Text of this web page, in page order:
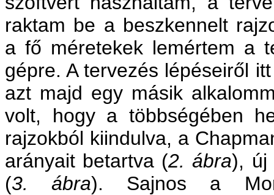
raktam be a beszkennelt
a fő méretekek lemértem a
gépre. A tervezés lépéseiről
azt majd egy másik
volt, hogy a többségében
rajzokból kiindulva, a
arányait betartva (2. ábra), új
(3. ábra). Sajnos a